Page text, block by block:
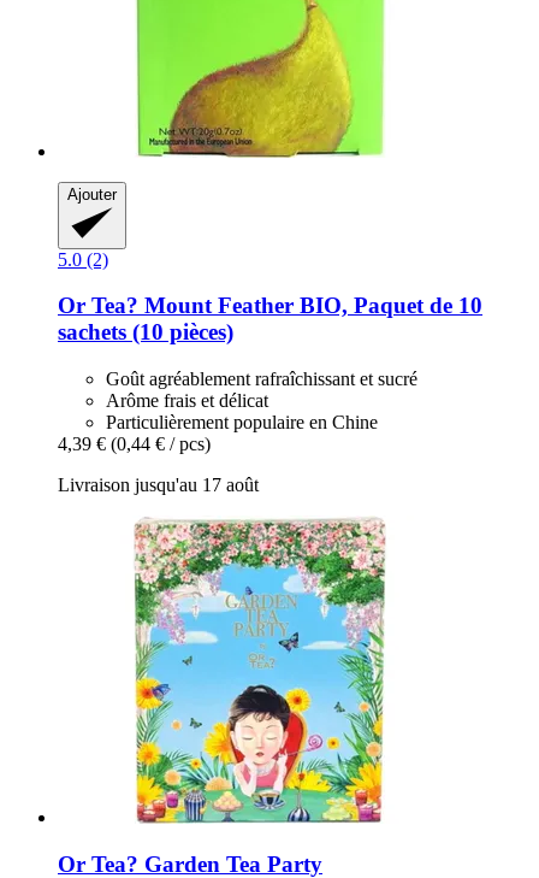
Ajouter
5.0 (2)
Or Tea? Mount Feather BIO, Paquet de 10
sachets (10 pièces)
Goût agréablement rafraîchissant et sucré
Arôme frais et délicat
Particulièrement populaire en Chine
4,39 € (0,44 € / pcs)
Livraison jusqu'au 17 août
Or Tea? Garden Tea Party